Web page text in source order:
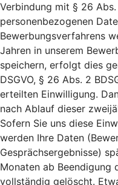
Verbindung mit § 26 Abs.
personenbezogenen
Bewerbungsverfahrens
Jahren in unserem
speichern, erfolgt dies
DSGVO, § 26 Abs. 2
erteilten Einwilligung.
nach Ablauf dieser
Sofern Sie uns diese
werden Ihre Daten
Gesprächsergebnisse)
Monaten ab Beendigung
vollständig gelöscht.